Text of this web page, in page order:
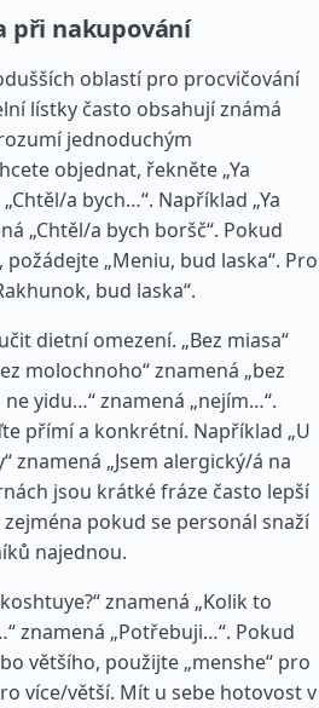
při nakupování
oblastí pro procvičování
lístky často obsahují známá
jednoduchým
objednat, řekněte „Ya
a bych…“. Například „Ya
„Chtěl/a bych boršč“. Pokud
„Meniu, bud laska“. Pro
bud laska“.
dietní omezení. „Bez miasa“
molochnoho“ znamená „bez
yidu…“ znamená „nejím…“.
přímí a konkrétní. Například „U
znamená „Jsem alergický/á na
jsou krátké fráze často lepší
pokud se personál snaží
najednou.
znamená „Kolik to
znamená „Potřebuji…“. Pokud
většího, použijte „menshe“ pro
více/větší. Mít u sebe hotovost v